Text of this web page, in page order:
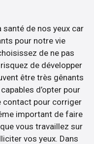
de nos yeux car
pour notre vie
de ne pas
de développer
être très gênants
d’opter pour
contact pour corriger
important de faire
vous travaillez sur
vos yeux. Dans